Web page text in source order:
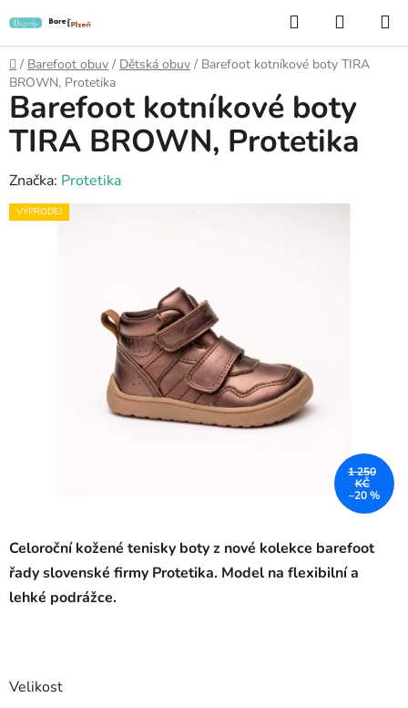
na
obsah
Hledat
KOŠÍK
Domů
/ Barefoot obuv / Dětská obuv / Barefoot kotníkové boty TIRA
BROWN, Protetika
Celoroční kožené tenisky botyz nové kolekce barefoot
řady slovenské firmy Protetika. Model na flexibilní a
lehké podrážce.
Velikost
Barefoot kotníkové boty
TIRA BROWN, Protetika
Značka: Protetika
VÝPRODEJ
1 250
KČ
–20 %